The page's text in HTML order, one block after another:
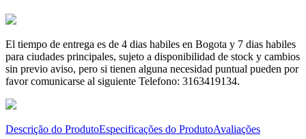
El tiempo de entrega es de 4 dias habiles en Bogota y 7 dias habiles
para ciudades principales, sujeto a disponibilidad de stock y cambios
sin previo aviso, pero si tienen alguna necesidad puntual pueden por
favor comunicarse al siguiente Telefono: 3163419134.
Descrição do ProdutoEspecificações do ProdutoAvaliações